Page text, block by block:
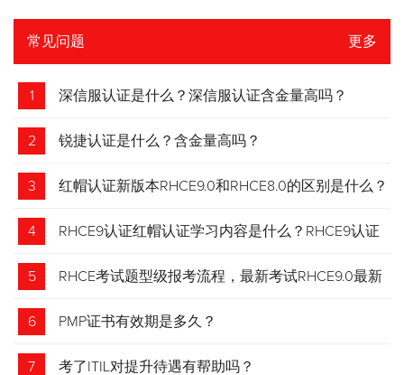
常见问题 更多
1 深信服认证是什么？深信服认证含金量高吗？
2 锐捷认证是什么？含金量高吗？
3 红帽认证新版本RHCE9.0和RHCE8.0的区别是什么？
4 RHCE9认证红帽认证学习内容是什么？RHCE9认证
介绍
5 RHCE考试题型级报考流程，最新考试RHCE9.0最新
考试 变化请悉知
6 PMP证书有效期是多久？
7 考了ITIL对提升待遇有帮助吗？